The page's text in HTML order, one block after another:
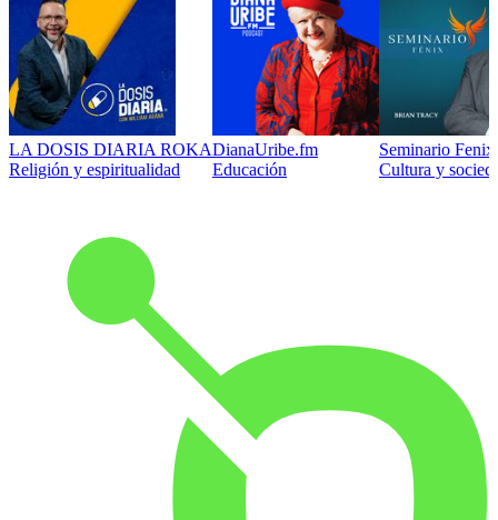
LA DOSIS DIARIA ROKA
Religión y espiritualidad
DianaUribe.fm
Educación
Seminario
Cultura y